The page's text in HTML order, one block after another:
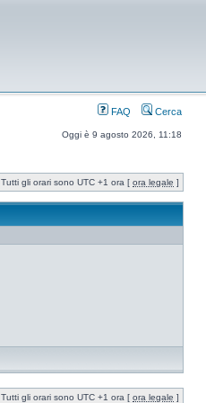
FAQ Cerca
Oggi è 9 agosto 2026, 11:18
Tutti gli orari sono UTC +1 ora [ ora legale ]
Tutti gli orari sono UTC +1 ora [ ora legale ]